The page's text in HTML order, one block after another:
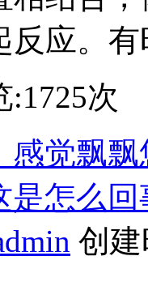
反应。有
:1725次
觉飘
是怎么回
创